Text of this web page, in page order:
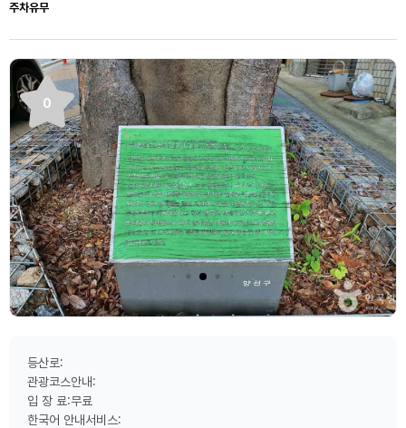
주차유무
0
등산로:
관광코스안내:
입 장 료:무료
한국어 안내서비스: